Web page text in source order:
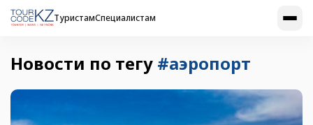
ТуристамСпециалистам
Новости по тегу #аэропорт